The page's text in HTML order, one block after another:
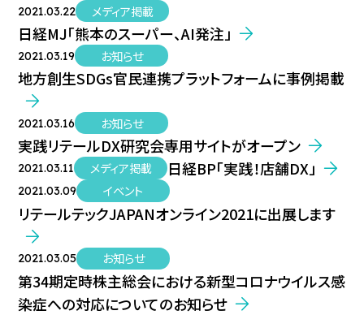
2021.03.22 メディア掲載
日経MJ「熊本のスーパー、AI発注」
2021.03.19 お知らせ
地方創生SDGs官民連携プラットフォームに事例掲載
2021.03.16 お知らせ
実践リテールDX研究会専用サイトがオープン
2021.03.11 メディア掲載 日経BP「実践！店舗DX」
2021.03.09 イベント
リテールテックJAPANオンライン2021に出展します
2021.03.05 お知らせ
第34期定時株主総会における新型コロナウイルス感
染症への対応についてのお知らせ